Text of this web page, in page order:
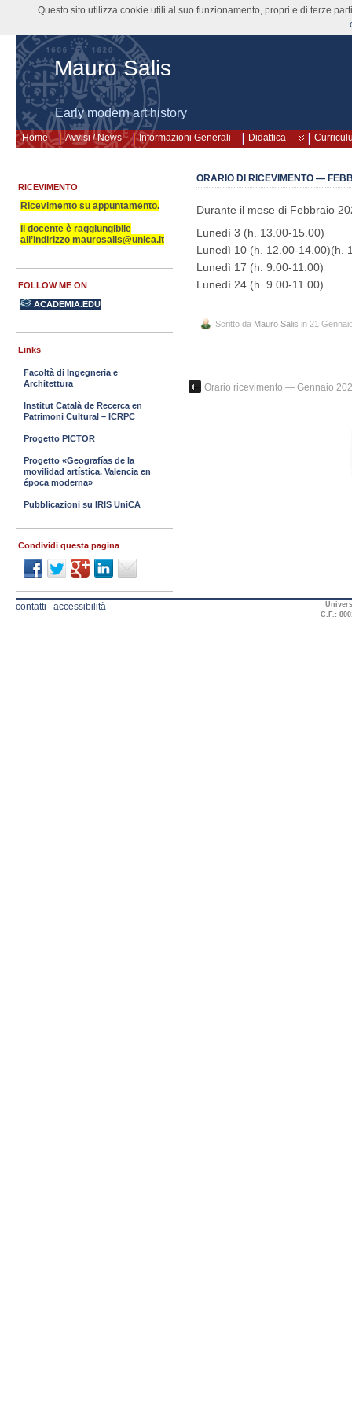
Mauro Salis
Early modern art history
Home Avvisi / News Informazioni Generali Didattica
ORARIO DI RICEVIMENTO —
Durante il mese di Febbraio
Lunedì 3 (h. 13.00-15.00)
Lunedì 10 (h. 12.00-14.00)(h.
Lunedì 17 (h. 9.00-11.00)
Lunedì 24 (h. 9.00-11.00)
Scritto da Mauro Salis in 21
Orario ricevimento — Gennaio
RICEVIMENTO
Ricevimento su appuntamento.
Il docente è raggiungibile
all’indirizzo maurosalis@unica.it
FOLLOW ME ON
ACADEMIA.EDU
Links
Facoltà di Ingegneria e
Architettura
Institut Català de Recerca en
Patrimoni Cultural – ICRPC
Progetto PICTOR
Progetto «Geografías de la
movilidad artística. Valencia en
época moderna»
Pubblicazioni su IRIS UniCA
Condividi questa pagina
contatti accessibilità
C.F.:
Questo sito utilizza cookie utili al suo funzionamento, propri e di terze